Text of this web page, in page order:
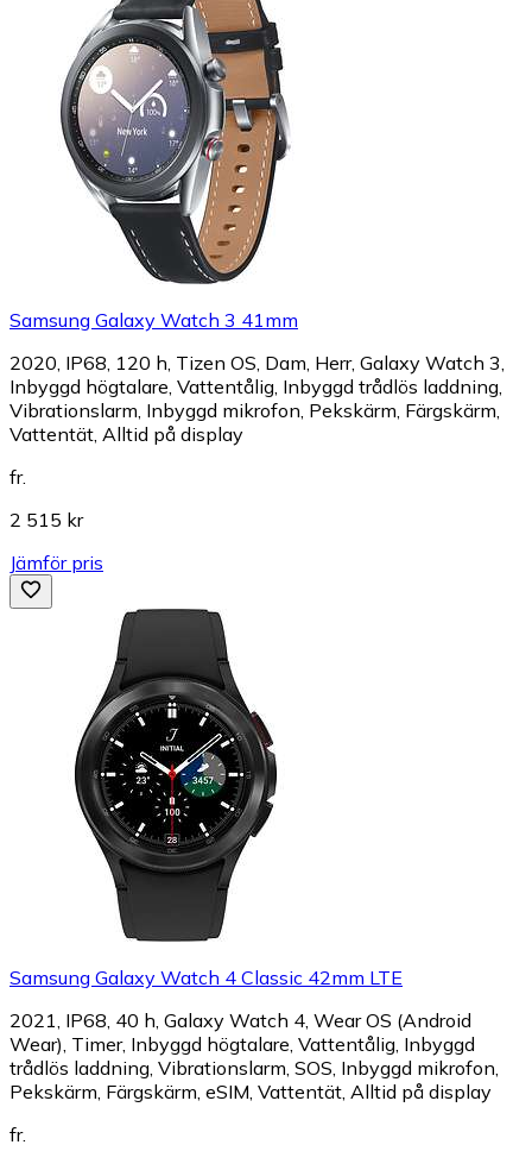
Samsung Galaxy Watch 3 41mm
2020, IP68, 120 h, Tizen OS, Dam, Herr, Galaxy Watch 3,
Inbyggd högtalare, Vattentålig, Inbyggd trådlös laddning,
Vibrationslarm, Inbyggd mikrofon, Pekskärm, Färgskärm,
Vattentät, Alltid på display
fr.
2 515 kr
Jämför pris
Samsung Galaxy Watch 4 Classic 42mm LTE
2021, IP68, 40 h, Galaxy Watch 4, Wear OS (Android
Wear), Timer, Inbyggd högtalare, Vattentålig, Inbyggd
trådlös laddning, Vibrationslarm, SOS, Inbyggd mikrofon,
Pekskärm, Färgskärm, eSIM, Vattentät, Alltid på display
fr.